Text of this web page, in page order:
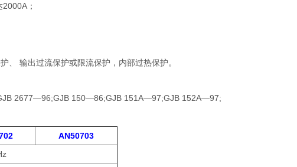
；
、 输出过流保护或限流保护，内部过热保护。
2677—96;GJB 150—86;GJB 151A—97;GJB 152A—97;
AN50703